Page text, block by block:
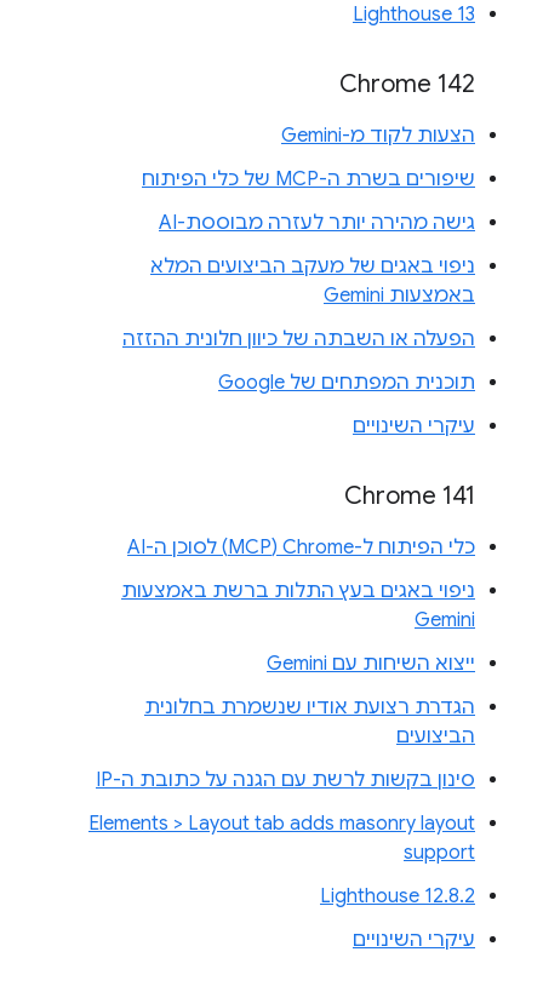
Lighthouse 13
Chrome 142
הצעות לקוד מ-Gemini
שיפורים בשרת ה-MCP של כלי הפיתוח
גישה מהירה יותר לעזרה מבוססת-AI
ניפוי באגים של מעקב הביצועים המלא
באמצעות Gemini
הפעלה או השבתה של כיוון חלונית ההזזה
תוכנית המפתחים של Google
עיקרי השינויים
Chrome 141
כלי הפיתוח ל-Chrome‏ (MCP) לסוכן ה-AI
ניפוי באגים בעץ התלות ברשת באמצעות
Gemini
ייצוא השיחות עם Gemini
הגדרת רצועת אודיו שנשמרת בחלונית
הביצועים
סינון בקשות לרשת עם הגנה על כתובת ה-IP
Elements > Layout tab adds masonry layout
support
Lighthouse 12.8.2
עיקרי השינויים